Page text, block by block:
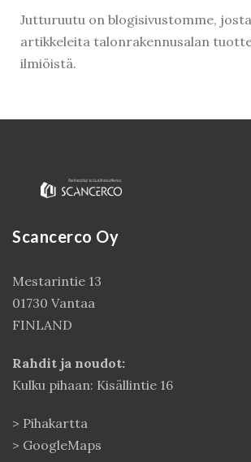
Jutturuutu on blogisivustomme,
artikkeleita talonrakennusalan
ilmiöistä.
Scancerco Oy
Mestarintie 13
01730 Vantaa
FINLAND
Rahdit ja noudot:
Kulku pihaan: Kisällintie 16
> Pihakartta
> GoogleMaps